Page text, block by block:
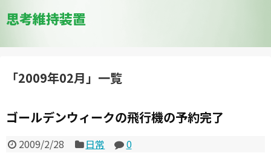
思考維持装置
「2009年02月」 一覧
ゴールデンウィークの飛行機の予約完了
2009/2/28 日常
0